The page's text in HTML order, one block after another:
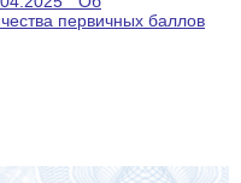
первичных баллов